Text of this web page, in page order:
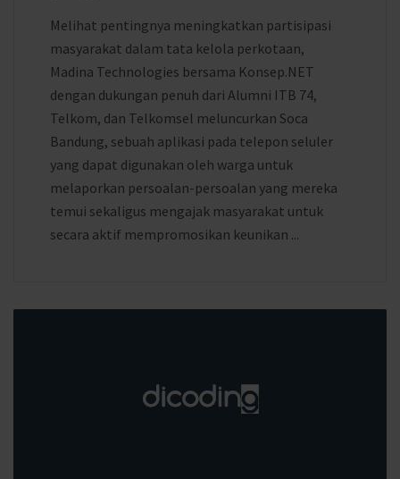
Melihat pentingnya meningkatkan partisipasi
masyarakat dalam tata kelola perkotaan,
Madina Technologies bersama Konsep.NET
dengan dukungan penuh dari Alumni ITB 74,
Telkom, dan Telkomsel meluncurkan Soca
Bandung, sebuah aplikasi pada telepon seluler
yang dapat digunakan oleh warga untuk
melaporkan persoalan-persoalan yang mereka
temui sekaligus mengajak masyarakat untuk
secara aktif mempromosikan keunikan ...